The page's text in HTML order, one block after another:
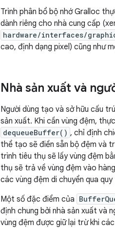
Trình phân bổ bộ nhớ Gralloc
dành riêng cho nhà cung cấp
hardware/interfaces/
cao, định dạng pixel) cũng như
Nhà sản xuất và
Người dùng tạo và sở hữu cấu
sản xuất. Khi cần vùng đệm,
dequeueBuffer() , chỉ định
thể tạo sẽ điền sẵn bộ đệm và
trình tiêu thụ sẽ lấy vùng đệm
thụ sẽ trả về vùng đệm vào
các vùng đệm di chuyển qua
Một số đặc điểm của
định chung bởi nhà sản xuất và
vùng đệm được giữ lại trừ khi